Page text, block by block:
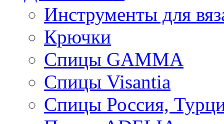
Инструменты для
Крючки
Спицы GAMMA
Спицы Visantia
Спицы Россия,